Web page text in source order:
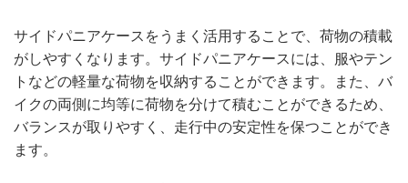
サイドパニアケースをうまく活用することで、荷物の積載
がしやすくなります。サイドパニアケースには、服やテン
トなどの軽量な荷物を収納することができます。また、バ
イクの両側に均等に荷物を分けて積むことができるため、
バランスが取りやすく、走行中の安定性を保つことができ
ます。